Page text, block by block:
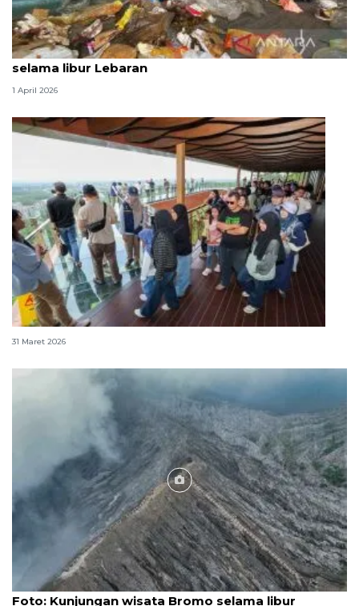
Produksi sampah Jaksel capai 1.120 ton per hari
selama libur Lebaran
1 April 2026
352.102 orang kunjungi IKN selama libur Idul Fitri
31 Maret 2026
Foto
Foto: Kunjungan wisata Bromo selama libur